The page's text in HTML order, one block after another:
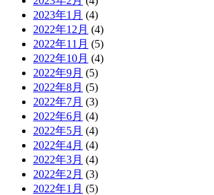
2023年1月 (4)
2022年12月 (4)
2022年11月 (5)
2022年10月 (4)
2022年9月 (5)
2022年8月 (5)
2022年7月 (3)
2022年6月 (4)
2022年5月 (4)
2022年4月 (4)
2022年3月 (4)
2022年2月 (3)
2022年1月 (5)